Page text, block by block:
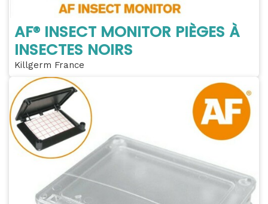
AF® INSECT MONITOR PIÈGES À
INSECTES NOIRS
Killgerm France